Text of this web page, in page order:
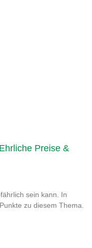
Preise &
sein kann. In
zu diesem Thema.